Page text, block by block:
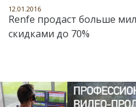
12.01.2016
Renfe продаст больше
скидками до 70%